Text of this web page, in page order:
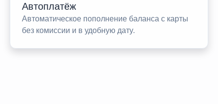
Автоплатёж
Автоматическое пополнение баланса с карты
без комиссии и в удобную дату.